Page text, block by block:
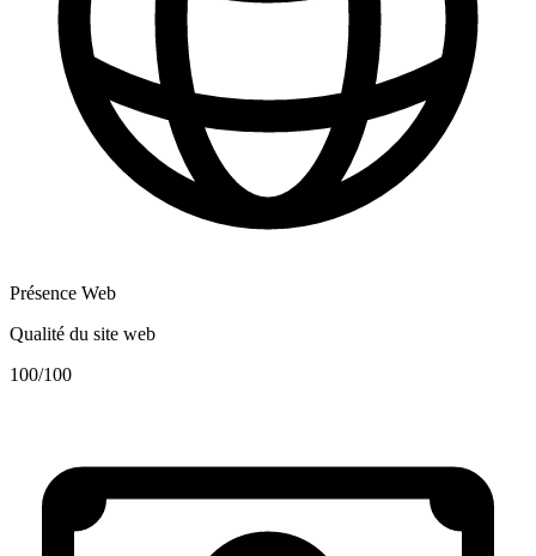
Présence Web
Qualité du site web
100/100